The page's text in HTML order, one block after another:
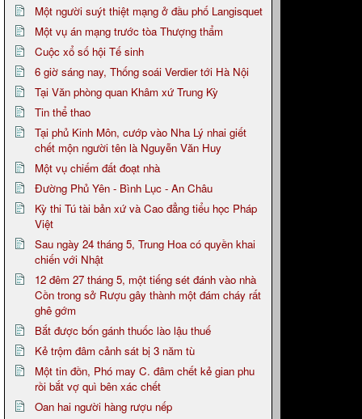
Một người suýt thiệt mạng ở đầu phố Langisquet
Một vụ án mạng trước tòa Thượng thẩm
Cuộc xổ số hội Tế sinh
6 giờ sáng nay, Thống soái Verdier tới Hà Nội
Tại Văn phòng quan Khâm xứ Trung Kỳ
Tin thể thao
Tại phủ Kinh Môn, cướp vào Nha Lý nhai giết
chết mộn người tên là Nguyễn Văn Huy
Một vụ chiếm đất đoạt nhà
Đường Phủ Yên - Bình Lục - An Châu
Kỳ thi Tú tài bản xứ và Cao đẳng tiểu học Pháp
Việt
Sau ngày 24 tháng 5, Trung Hoa có quyền khai
chiến với Nhật
12 đêm 27 tháng 5, một tiếng sét đánh vào nhà
Cồn trong sở Rượu gây thành một đám cháy rất
ghê gớm
Bắt được bốn gánh thuốc lào lậu thuế
Kẻ trộm đâm cảnh sát bị 3 năm tù
Một tin đồn, Phó may C. đâm chết kẻ gian phu
rồi bắt vợ quì bên xác chết
Oan hai người hàng rượu nếp